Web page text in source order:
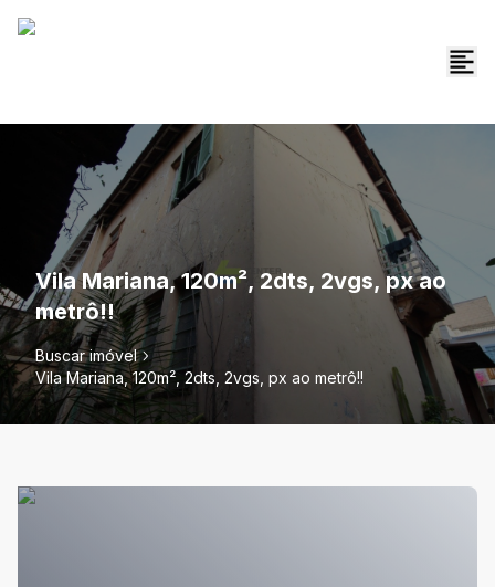
Vila Mariana, 120m², 2dts, 2vgs, px ao
metrô!!
Buscar imóvel
Vila Mariana, 120m², 2dts, 2vgs, px ao metrô!!